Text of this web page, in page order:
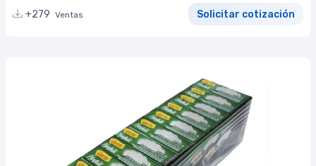
+279 Ventas Solicitar cotización